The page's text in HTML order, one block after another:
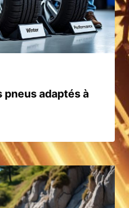
adaptés à